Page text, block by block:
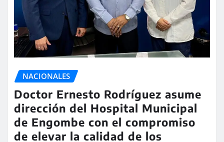
NACIONALES
Doctor Ernesto Rodríguez asume
dirección del Hospital Municipal
de Engombe con el compromiso
de elevar la calidad de los